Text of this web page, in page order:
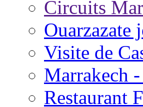
Circuits
Visite de
Marrakech
Restaurant